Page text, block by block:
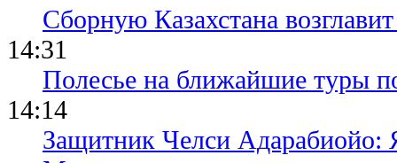
Сборную Казахстана
14:31
Полесье на ближайшие туры
14:14
Защитник Челси Адарабиойо: